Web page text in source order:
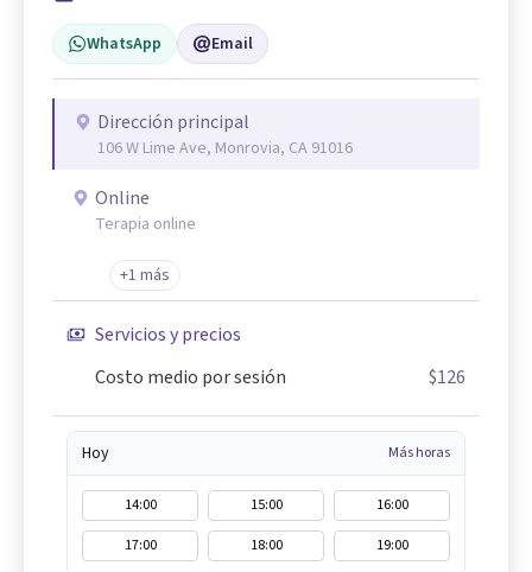
WhatsApp Email
Dirección principal
106 W Lime Ave, Monrovia, CA 91016
Online
Terapia online
+1 más
Servicios y precios
Costo medio por sesión
$126
Hoy Más horas
14:00 15:00
16:00
17:00
18:00 19:00